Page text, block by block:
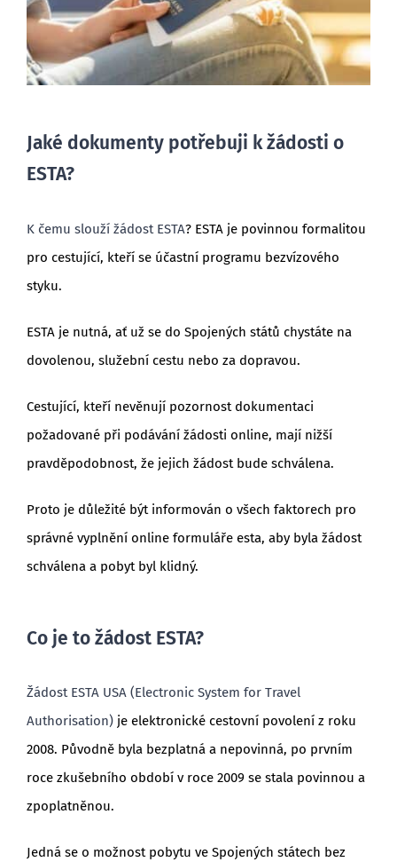
Jaké dokumenty potřebuji k žádosti o
ESTA?
K čemu slouží žádost ESTA? ESTA je povinnou formalitou
pro cestující, kteří se účastní programu bezvízového
styku.
ESTA je nutná, ať už se do Spojených států chystáte na
dovolenou, služební cestu nebo za dopravou.
Cestující, kteří nevěnují pozornost dokumentaci
požadované při podávání žádosti online, mají nižší
pravděpodobnost, že jejich žádost bude schválena.
Proto je důležité být informován o všech faktorech pro
správné vyplnění online formuláře esta, aby byla žádost
schválena a pobyt byl klidný.
Co je to žádost ESTA?
Žádost ESTA USA (Electronic System for Travel
Authorisation)je elektronické cestovní povolení z roku
2008. Původně byla bezplatná a nepovinná, po prvním
roce zkušebního období v roce 2009 se stala povinnou a
zpoplatněnou.
Jedná se o možnost pobytu ve Spojených státech bez